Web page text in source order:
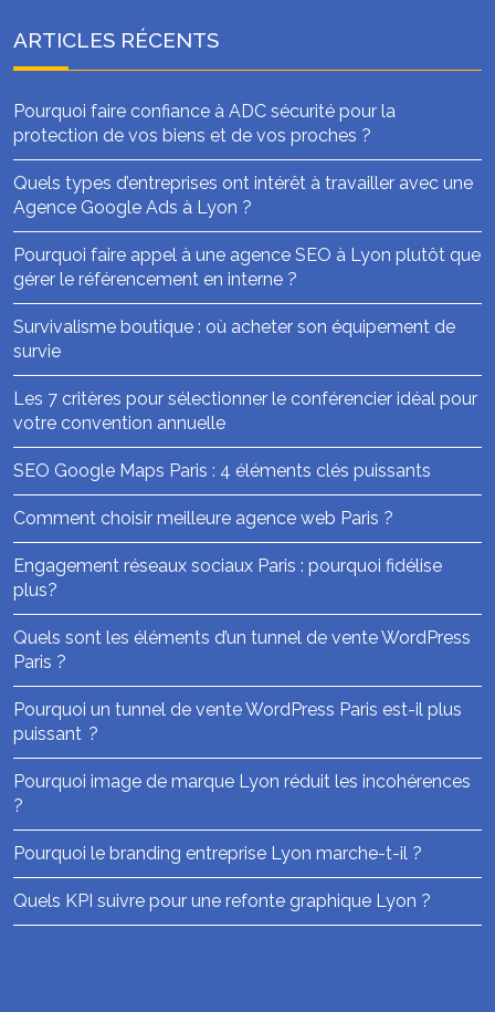
ARTICLES RÉCENTS
Pourquoi faire confiance à ADC sécurité pour la
protection de vos biens et de vos proches ?
Quels types d’entreprises ont intérêt à travailler avec une
Agence Google Ads à Lyon ?
Pourquoi faire appel à une agence SEO à Lyon plutôt que
gérer le référencement en interne ?
Survivalisme boutique : où acheter son équipement de
survie
Les 7 critères pour sélectionner le conférencier idéal pour
votre convention annuelle
SEO Google Maps Paris : 4 éléments clés puissants
Comment choisir meilleure agence web Paris ?
Engagement réseaux sociaux Paris : pourquoi fidélise
plus?
Quels sont les éléments d’un tunnel de vente WordPress
Paris ?
Pourquoi un tunnel de vente WordPress Paris est-il plus
puissant ?
Pourquoi image de marque Lyon réduit les incohérences
?
Pourquoi le branding entreprise Lyon marche-t-il ?
Quels KPI suivre pour une refonte graphique Lyon ?